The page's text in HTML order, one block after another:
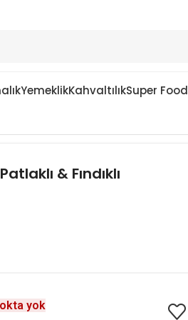
YemeklikKahvaltılıkSuper Food
& Fındıklı
yok